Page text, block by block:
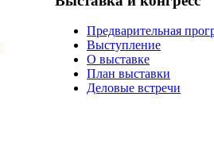
Предварительная
Выступление
О выставке
План выставки
Деловые встречи